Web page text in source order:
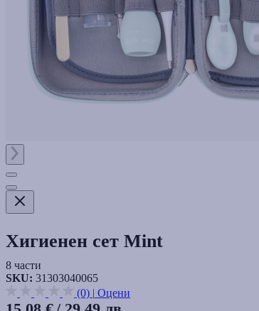
Хигиенен сет Mint
8 части
SKU: 31303040065
(0) | Оцени